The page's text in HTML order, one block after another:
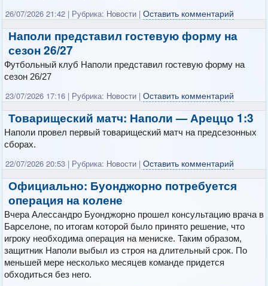
26/07/2026 21:42 | Рубрика: Новости | Оставить комментарий
Наполи представил гостевую форму на
сезон 26/27
Футбольный клуб Наполи представил гостевую форму на
сезон 26/27
23/07/2026 17:16 | Рубрика: Новости | Оставить комментарий
Товарищеский матч: Наполи — Ареццо 1:3
Наполи провел первый товарищеский матч на предсезонных
сборах.
22/07/2026 20:53 | Рубрика: Новости | Оставить комментарий
Официально: Буонджорно потребуется
операция на колене
Вчера Алессандро Буонджорно прошел консультацию врача в
Барселоне, по итогам которой было принято решение, что
игроку необходима операция на мениске. Таким образом,
защитник Наполи выбыл из строя на длительный срок. По
меньшей мере несколько месяцев команде придется
обходиться без него.